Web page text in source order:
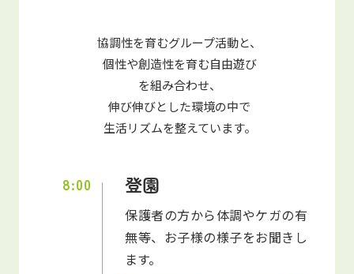
協調性を育むグループ活動と、
個性や創造性を育む自由遊び
を組み合わせ、
伸び伸びとした環境の中で
生活リズムを整えています。
8:00 登園
保護者の方から体調やケガの有
無等、お子様の様子をお聞きし
ます。